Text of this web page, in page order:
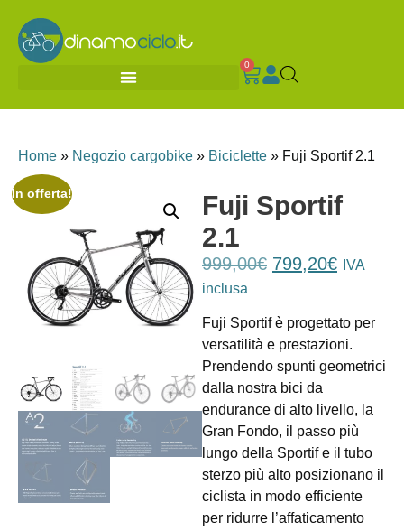
0
Home » Negozio cargobike » Biciclette » Fuji Sportif 2.1
In offerta!
Fuji Sportif
2.1
999,00€ 799,20€ IVA
inclusa
Fuji Sportif è progettato per
versatilità e prestazioni.
Prendendo spunti geometrici
dalla nostra bici da
endurance di alto livello, la
Gran Fondo, il passo più
lungo della Sportif e il tubo
sterzo più alto posizionano il
ciclista in modo efficiente
per ridurre l’affaticamento